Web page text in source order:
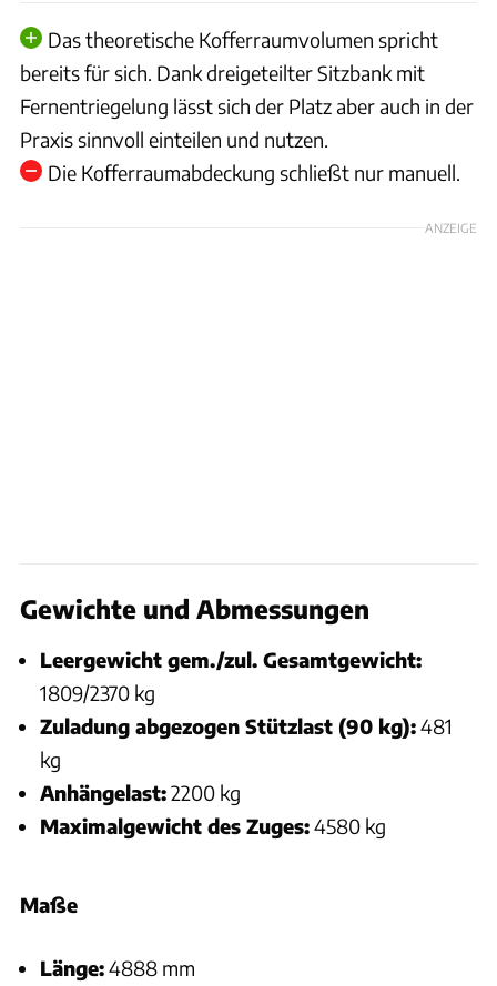
Das theoretische Kofferraumvolumen spricht
bereits für sich. Dank dreigeteilter Sitzbank mit
Fernentriegelung lässt sich der Platz aber auch in der
Praxis sinnvoll einteilen und nutzen.
Die Kofferraumabdeckung schließt nur manuell.
ANZEIGE
Gewichte und Abmessungen
Leergewicht gem./zul. Gesamtgewicht:
1809/2370 kg
Zuladung abgezogen Stützlast (90 kg):481
kg
Anhängelast:2200 kg
Maximalgewicht des Zuges:4580 kg
Maße
Länge:4888 mm